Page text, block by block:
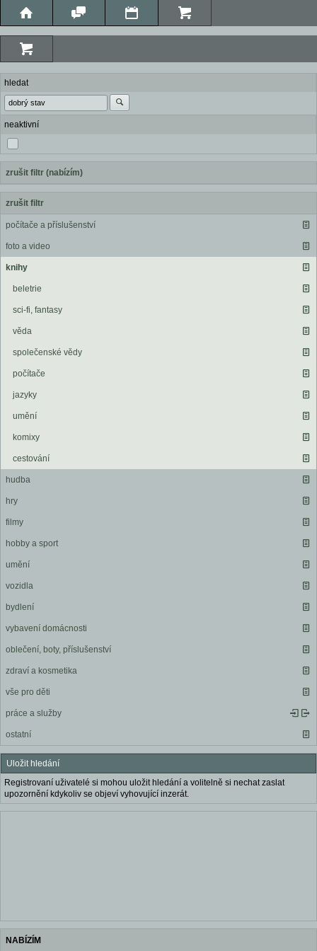
hledat
neaktivní
zrušit filtr (nabízím)
zrušit filtr
počítače a příslušenství
foto a video
knihy
beletrie
sci-fi, fantasy
věda
společenské vědy
počítače
jazyky
umění
komixy
cestování
hudba
hry
filmy
hobby a sport
umění
vozidla
bydlení
vybavení domácnosti
oblečení, boty, příslušenství
zdraví a kosmetika
vše pro děti
práce a služby
ostatní
Uložit hledání
Registrovaní uživatelé si mohou uložit hledání a volitelně si nechat zaslat
upozornění kdykoliv se objeví vyhovující inzerát.
NABÍZÍM